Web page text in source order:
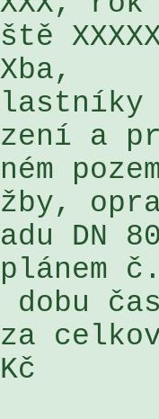
a
DN
dobu
za